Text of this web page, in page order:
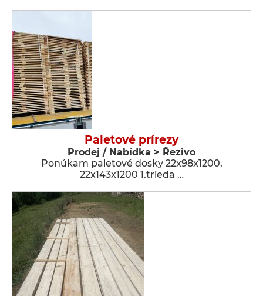
Paletové prírezy
Prodej / Nabídka > Řezivo
Ponúkam paletové dosky 22x98x1200,
22x143x1200 1.trieda …